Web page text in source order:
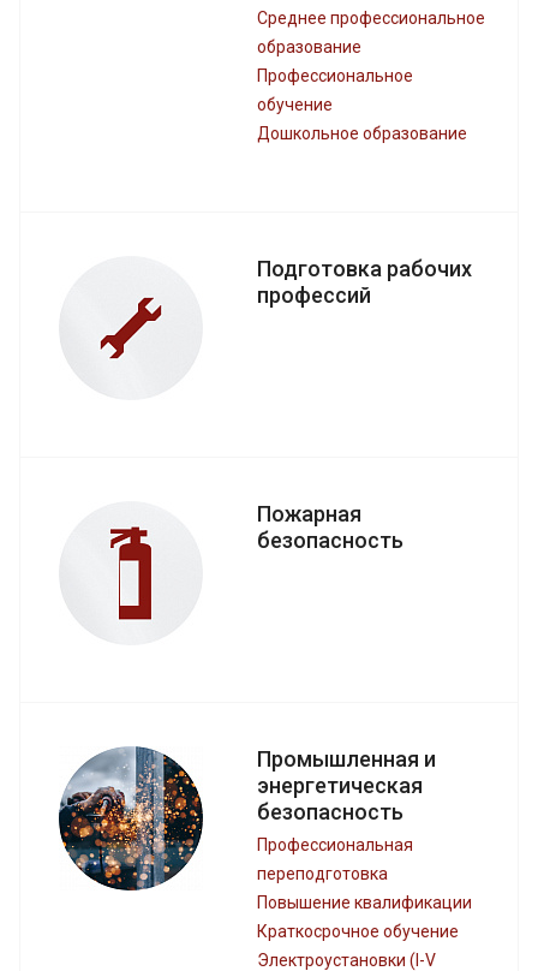
Среднее профессиональное
образование
Профессиональное
обучение
Дошкольное образование
Подготовка рабочих
профессий
Пожарная
безопасность
Промышленная и
энергетическая
безопасность
Профессиональная
переподготовка
Повышение квалификации
Краткосрочное обучение
Электроустановки (I-V